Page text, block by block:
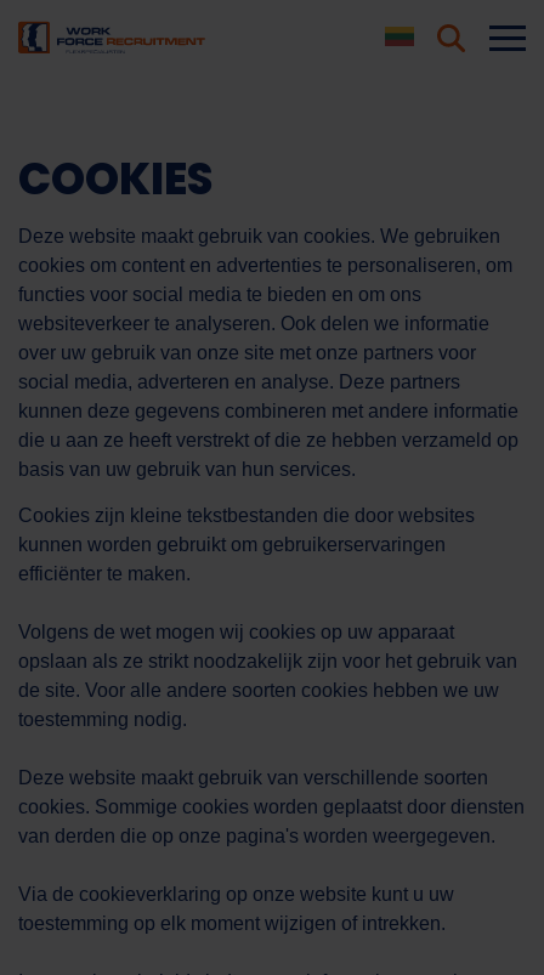
COOKIES
Deze website maakt gebruik van cookies. We gebruiken
cookies om content en advertenties te personaliseren, om
functies voor social media te bieden en om ons
websiteverkeer te analyseren. Ook delen we informatie
over uw gebruik van onze site met onze partners voor
social media, adverteren en analyse. Deze partners
kunnen deze gegevens combineren met andere informatie
die u aan ze heeft verstrekt of die ze hebben verzameld op
basis van uw gebruik van hun services.
Cookies zijn kleine tekstbestanden die door websites
kunnen worden gebruikt om gebruikerservaringen
efficiënter te maken.
Volgens de wet mogen wij cookies op uw apparaat
opslaan als ze strikt noodzakelijk zijn voor het gebruik van
de site. Voor alle andere soorten cookies hebben we uw
toestemming nodig.
Deze website maakt gebruik van verschillende soorten
cookies. Sommige cookies worden geplaatst door diensten
van derden die op onze pagina's worden weergegeven.
Via de cookieverklaring op onze website kunt u uw
toestemming op elk moment wijzigen of intrekken.